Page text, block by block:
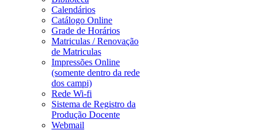
Calendários
Catálogo Online
Grade de Horários
Matriculas / Renovação
de Matriculas
Impressões Online
(somente dentro da rede
dos campi)
Rede Wi-fi
Sistema de Registro da
Produção Docente
Webmail